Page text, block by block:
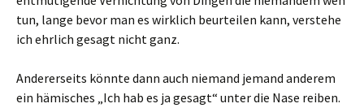
tun, lange bevor man es wirklich beurteilen kann, verstehe
ich ehrlich gesagt nicht ganz.
Andererseits könnte dann auch niemand jemand anderem
ein hämisches „Ich hab es ja gesagt“ unter die Nase reiben.